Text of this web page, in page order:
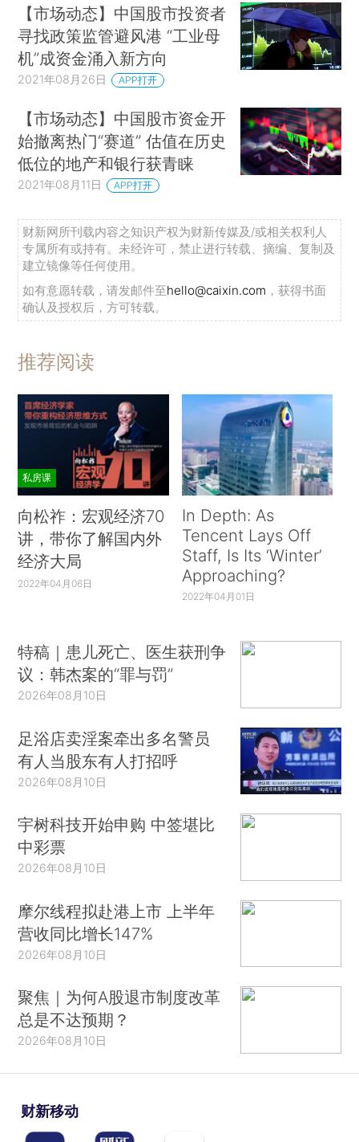
【市场动态】中国股市投资者
寻找政策监管避风港 “工业母
机”成资金涌入新方向
2021年08月26日 APP打开
【市场动态】中国股市资金开
始撤离热门“赛道” 估值在历史
低位的地产和银行获青睐
2021年08月11日 APP打开
财新网所刊载内容之知识产权为财新传媒及/或相关权利人
专属所有或持有。未经许可，禁止进行转载、摘编、复制及
建立镜像等任何使用。
如有意愿转载，请发邮件至hello@caixin.com ，获得书面
确认及授权后，方可转载。
推荐阅读
私房课
向松祚：宏观经济70
讲，带你了解国内外
经济大局
2022年04月06日
In Depth: As
Tencent Lays Off
Staff, Is Its ‘Winter’
Approaching?
2022年04月01日
特稿｜患儿死亡、医生获刑争
议：韩杰案的“罪与罚”
2026年08月10日
足浴店卖淫案牵出多名警员
有人当股东有人打招呼
2026年08月10日
宇树科技开始申购 中签堪比
中彩票
2026年08月10日
摩尔线程拟赴港上市 上半年
营收同比增长147%
2026年08月10日
聚焦｜为何A股退市制度改革
总是不达预期？
2026年08月10日
财新移动